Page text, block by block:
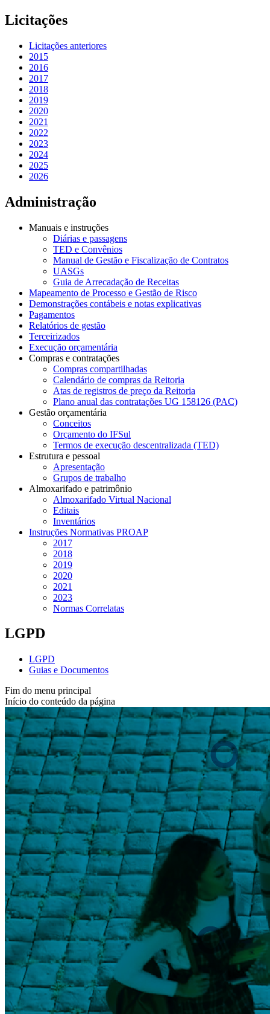
Licitações
Licitações anteriores
2015
2016
2017
2018
2019
2020
2021
2022
2023
2024
2025
2026
Administração
Manuais e instruções
Diárias e passagens
TED e Convênios
Manual de Gestão e Fiscalização de Contratos
UASGs
Guia de Arrecadação de Receitas
Mapeamento de Processo e Gestão de Risco
Demonstrações contábeis e notas explicativas
Pagamentos
Relatórios de gestão
Terceirizados
Execução orçamentária
Compras e contratações
Compras compartilhadas
Calendário de compras da Reitoria
Atas de registros de preço da Reitoria
Plano anual das contratações UG 158126 (PAC)
Gestão orçamentária
Conceitos
Orçamento do IFSul
Termos de execução descentralizada (TED)
Estrutura e pessoal
Apresentação
Grupos de trabalho
Almoxarifado e patrimônio
Almoxarifado Virtual Nacional
Editais
Inventários
Instruções Normativas PROAP
2017
2018
2019
2020
2021
2023
Normas Correlatas
LGPD
LGPD
Guias e Documentos
Fim do menu principal
Início do conteúdo da página